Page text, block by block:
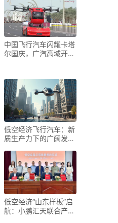
中国飞行汽车闪耀卡塔
尔国庆，广汽高域开启
低空经济飞行汽车：新
质生产力下的广阔发展
低空经济“山东样板”启
航：小鹏汇天联合产业